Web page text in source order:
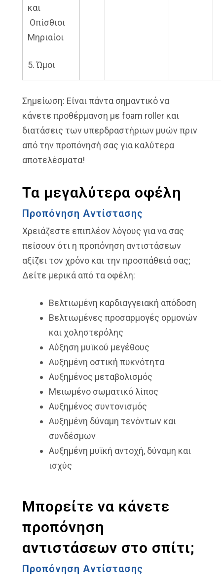
και
Οπίσθιοι
Μηριαίοι
5. Ώμοι
Σημείωση: Είναι πάντα σημαντικό να
κάνετε προθέρμανση με foam roller και
διατάσεις των υπερδραστήριων μυών πριν
από την προπόνησή σας για καλύτερα
αποτελέσματα!
Τα μεγαλύτερα οφέλη
Προπόνηση Αντίστασης
Χρειάζεστε επιπλέον λόγους για να σας
πείσουν ότι η προπόνηση αντιστάσεων
αξίζει τον χρόνο και την προσπάθειά σας;
Δείτε μερικά από τα οφέλη:
Βελτιωμένη καρδιαγγειακή απόδοση
Βελτιωμένες προσαρμογές ορμονών
και χοληστερόλης
Αύξηση μυϊκού μεγέθους
Αυξημένη οστική πυκνότητα
Αυξημένος μεταβολισμός
Μειωμένο σωματικό λίπος
Αυξημένος συντονισμός
Αυξημένη δύναμη τενόντων και
συνδέσμων
Αυξημένη μυϊκή αντοχή, δύναμη και
ισχύς
Μπορείτε να κάνετε
προπόνηση
αντιστάσεων στο σπίτι;
Προπόνηση Αντίστασης